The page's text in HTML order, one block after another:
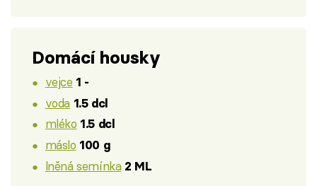
Domácí housky
vejce 1 -
voda 1.5 dcl
mléko 1.5 dcl
máslo 100 g
lněná semínka 2 ML